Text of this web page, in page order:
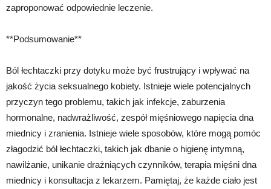
zaproponować odpowiednie leczenie.
**Podsumowanie**
Ból łechtaczki przy dotyku może być frustrujący i wpływać na
jakość życia seksualnego kobiety. Istnieje wiele potencjalnych
przyczyn tego problemu, takich jak infekcje, zaburzenia
hormonalne, nadwrażliwość, zespół mięśniowego napięcia dna
miednicy i zranienia. Istnieje wiele sposobów, które mogą pomóc
złagodzić ból łechtaczki, takich jak dbanie o higienę intymną,
nawilżanie, unikanie drażniących czynników, terapia mięśni dna
miednicy i konsultacja z lekarzem. Pamiętaj, że każde ciało jest